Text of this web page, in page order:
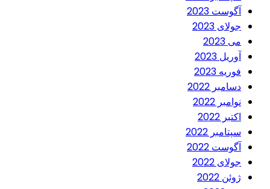
آگوست 2023
جولای 2023
می 2023
آوریل 2023
فوریه 2023
دسامبر 2022
نوامبر 2022
اکتبر 2022
سپتامبر 2022
آگوست 2022
جولای 2022
ژوئن 2022